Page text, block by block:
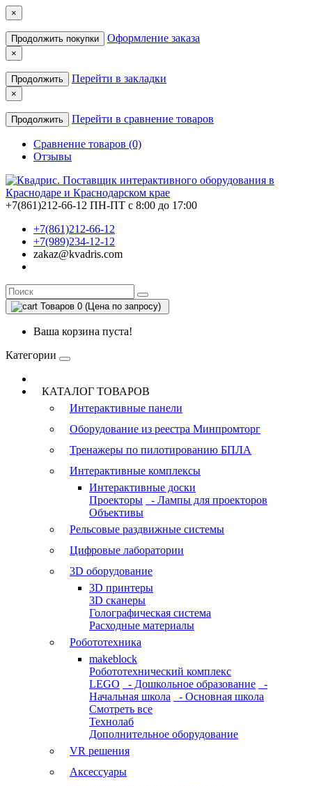
×
Продолжить покупки Оформление заказа
×
Продолжить Перейти в закладки
×
Продолжить Перейти в сравнение товаров
Сравнение товаров (0)
Отзывы
+7(861)212-66-12 ПН-ПТ с 8:00 до 17:00
+7(861)212-66-12
+7(989)234-12-12
zakaz@kvadris.com
Товаров 0 (Цена по запросу)
Ваша корзина пуста!
Категории
КАТАЛОГ ТОВАРОВ
Интерактивные панели
Оборудование из реестра Минпромторг
Тренажеры по пилотированию БПЛА
Интерактивные комплексы
Интерактивные доски
Проекторы
- Лампы для проекторов
Объективы
Рельсовые раздвижные системы
Цифровые лаборатории
3D оборудование
3D принтеры
3D сканеры
Голографическая система
Расходные материалы
Робототехника
makeblock
Робототехнический комплекс
LEGO
- Дошкольное образование
-
Начальная школа
- Основная школа
Смотреть все
Технолаб
Дополнительное оборудование
VR решения
Аксессуары